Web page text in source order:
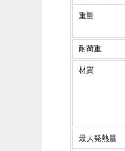
重量
耐荷重
材質
最大発熱量